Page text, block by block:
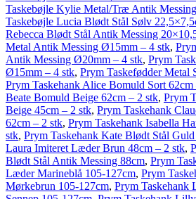
Taskebøjle Kylie Metal/Træ Antik
Taskebøjle Lucia Blødt Stål Sølv
Rebecca Blødt Stål Antik Messing
Metal Antik Messing Ø15mm – 4 stk,
Antik Messing Ø20mm – 4 stk, Prym
Ø15mm – 4 stk, Prym Taskefødder Metal
Prym Taskehank Alice Bomuld Sort 62cm
Beate Bomuld Beige 62cm – 2 stk, Prym
Beige 45cm – 2 stk, Prym Taskehank
62cm – 2 stk, Prym Taskehank Isabella
stk, Prym Taskehank Kate Blødt Stål
Laura Imiteret Læder Brun 48cm – 2 stk,
Blødt Stål Antik Messing 88cm, Prym
Læder Marineblå 105-127cm, Prym
Mørkebrun 105-127cm, Prym